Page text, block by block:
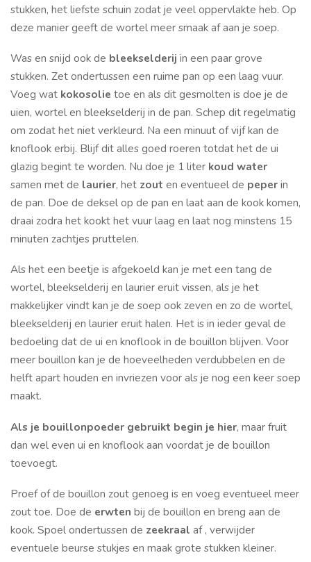
stukken, het liefste schuin zodat je veel oppervlakte heb. Op
deze manier geeft de wortel meer smaak af aan je soep.
Was en snijd ook de bleekselderij in een paar grove
stukken. Zet ondertussen een ruime pan op een laag vuur.
Voeg wat kokosolietoe en als dit gesmolten is doe je de
uien, wortel en bleekselderij in de pan. Schep dit regelmatig
om zodat het niet verkleurd. Na een minuut of vijf kan de
knoflook erbij. Blijf dit alles goed roeren totdat het de ui
glazig begint te worden. Nu doe je 1 liter koud water
samen met de laurier, het zout en eventueel de peperin
de pan. Doe de deksel op de pan en laat aan de kook komen,
draai zodra het kookt het vuur laag en laat nog minstens 15
minuten zachtjes pruttelen.
Als het een beetje is afgekoeld kan je met een tang de
wortel, bleekselderij en laurier eruit vissen, als je het
makkelijker vindt kan je de soep ook zeven en zo de wortel,
bleekselderij en laurier eruit halen. Het is in ieder geval de
bedoeling dat de ui en knoflook in de bouillon blijven. Voor
meer bouillon kan je de hoeveelheden verdubbelen en de
helft apart houden en invriezen voor als je nog een keer soep
maakt.
Als je bouillonpoeder gebruikt begin je hier, maar fruit
dan wel even ui en knoflook aan voordat je de bouillon
toevoegt.
Proef of de bouillon zout genoeg is en voeg eventueel meer
zout toe. Doe de erwten bij de bouillon en breng aan de
kook. Spoel ondertussen de zeekraal af , verwijder
eventuele beurse stukjes en maak grote stukken kleiner.